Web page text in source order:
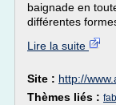
baignade en
différentes
Lire la suite
Site : http://
Thèmes liés :